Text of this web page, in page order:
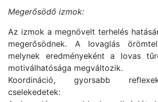
Megerősödő izmok:
Az izmok a megnövelt terhelés
megerősödnek. A lovaglás
melynek eredményeként a lovas
motiválhatósága megváltozik.
Koordináció, gyorsabb
cselekedetek: